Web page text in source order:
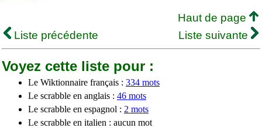
Haut de page
Liste précédente
Liste suivante
Voyez cette liste pour :
Le Wiktionnaire français : 334 mots
Le scrabble en anglais : 46 mots
Le scrabble en espagnol : 2 mots
Le scrabble en italien : aucun mot